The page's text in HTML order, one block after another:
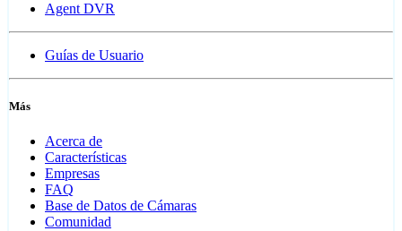
Agent DVR
Guías de Usuario
Más
Acerca de
Características
Empresas
FAQ
Base de Datos de Cámaras
Comunidad